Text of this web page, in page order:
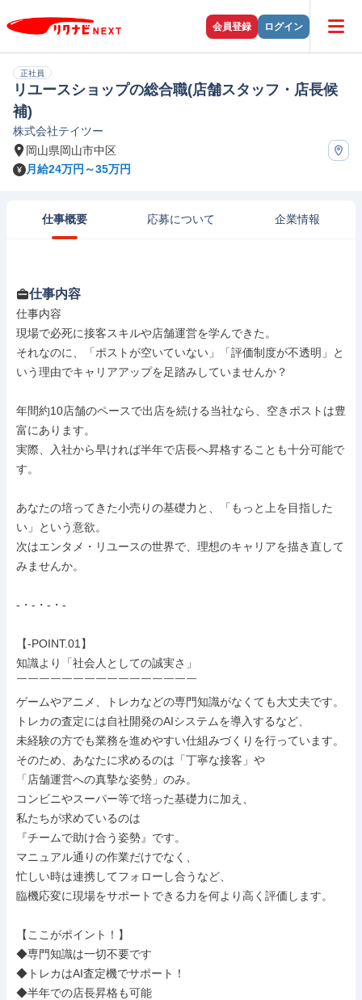
会員登録 ログイン
正社員
リユースショップの総合職(店舗スタッフ・店長候
補)
株式会社テイツー
岡山県岡山市中区
月給24万円～35万円
仕事概要 応募について 企業情報
仕事内容
仕事内容
現場で必死に接客スキルや店舗運営を学んできた。
それなのに、「ポストが空いていない」「評価制度が不透明」と
いう理由でキャリアアップを足踏みしていませんか？
年間約10店舗のペースで出店を続ける当社なら、空きポストは豊
富にあります。
実際、入社から早ければ半年で店長へ昇格することも十分可能で
す。
あなたの培ってきた小売りの基礎力と、「もっと上を目指した
い」という意欲。
次はエンタメ・リユースの世界で、理想のキャリアを描き直して
みませんか。
-・-・-・-
【-POINT.01】
知識より「社会人としての誠実さ」
￣￣￣￣￣￣￣￣￣￣￣￣￣￣￣￣
ゲームやアニメ、トレカなどの専門知識がなくても大丈夫です。
トレカの査定には自社開発のAIシステムを導入するなど、
未経験の方でも業務を進めやすい仕組みづくりを行っています。
そのため、あなたに求めるのは「丁寧な接客」や
「店舗運営への真摯な姿勢」のみ。
コンビニやスーパー等で培った基礎力に加え、
私たちが求めているのは
『チームで助け合う姿勢』です。
マニュアル通りの作業だけでなく、
忙しい時は連携してフォローし合うなど、
臨機応変に現場をサポートできる力を何より高く評価します。
【ここがポイント！】
◆専門知識は一切不要です
◆トレカはAI査定機でサポート！
◆半年での店長昇格も可能